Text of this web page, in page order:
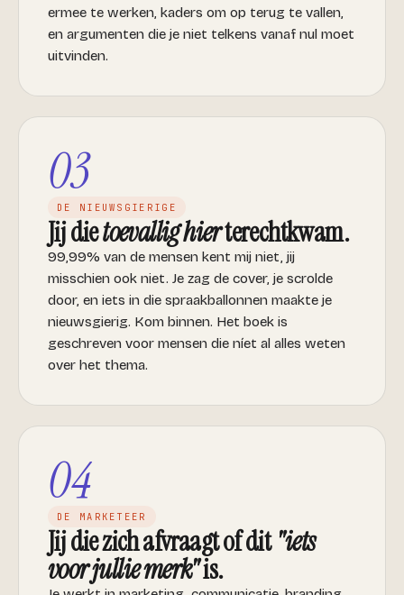
ermee te werken, kaders om op terug te vallen,
en argumenten die je niet telkens vanaf nul moet
uitvinden.
03
DE NIEUWSGIERIGE
Jij dietoevallig hierterechtkwam.
99,99% van de mensen kent mij niet, jij
misschien ook niet. Je zag de cover, je scrolde
door, en iets in die spraakballonnen maakte je
nieuwsgierig. Kom binnen. Het boek is
geschreven voor mensen die níet al alles weten
over het thema.
04
DE MARKETEER
Jij die zich afvraagt of dit "iets
voor jullie merk"is.